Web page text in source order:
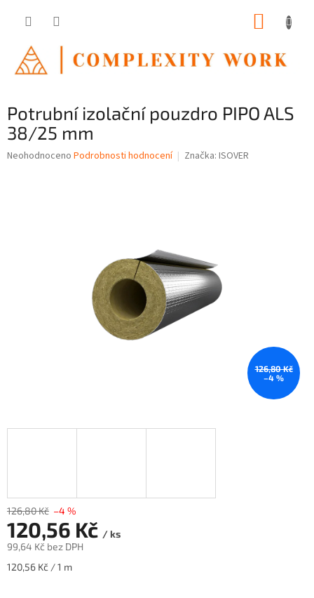
Potrubní izolační pouzdro PIPO ALS
38/25 mm
Průměrné
Neohodnoceno Podrobnosti hodnocení Značka: ISOVER
126,80 Kč
–4 %
126,80 Kč –4 %
120,56 Kč / ks
99,64 Kč bez DPH
Měrná
120,56 Kč / 1 m